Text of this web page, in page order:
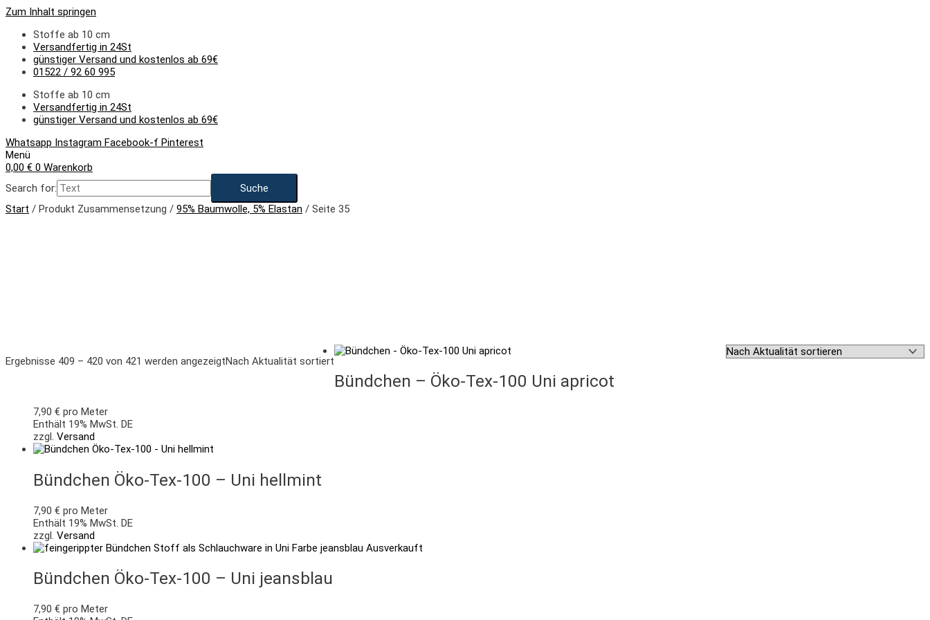
Zum Inhalt springen
Stoffe ab 10 cm
Versandfertig in 24St
günstiger Versand und kostenlos ab 69€
01522 / 92 60 995
Stoffe ab 10 cm
Versandfertig in 24St
günstiger Versand und kostenlos ab 69€
Whatsapp Instagram Facebook-f Pinterest
Menü
0,00 € 0 Warenkorb
Search for:
Start / Produkt Zusammensetzung / 95% Baumwolle, 5% Elastan / Seite 35
Ergebnisse 409 – 420 von 421 werden angezeigtNach Aktualität sortiert
Bündchen – Öko-Tex-100 Uni apricot
7,90 € pro Meter
Enthält 19% MwSt. DE
zzgl. Versand
Bündchen Öko-Tex-100 – Uni hellmint
7,90 € pro Meter
Enthält 19% MwSt. DE
zzgl. Versand
Ausverkauft
Bündchen Öko-Tex-100 – Uni jeansblau
7,90 € pro Meter